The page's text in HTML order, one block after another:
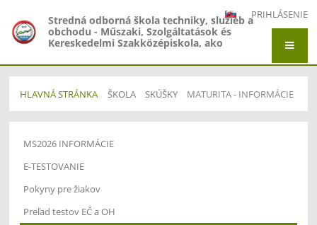
PRIHLÁSENIE
Stredná odborná škola techniky, služieb a
obchodu - Műszaki, Szolgáltatások és
Kereskedelmi Szakközépiskola, ako
Gimnázium, Gymnázium Jána Amosa
Komenského - Comenius Gimnázium a
Stredná odborná škola techniky, služieb a
obchodu - Műszaki, Szolgáltatások és
Kereskedelmi Szakközépiskola, Adyho 7,
Štúrovo
HLAVNÁ STRÁNKA ŠKOLA SKÚŠKY MATURITA - INFORMÁCIE
Informácie
MS2026 INFORMÁCIE
E-TESTOVANIE
Pokyny pre žiakov
Preľad testov EČ a OH